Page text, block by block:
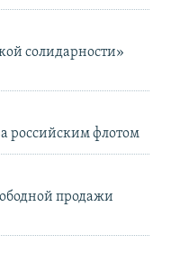
солидарности»
российским флотом
продажи